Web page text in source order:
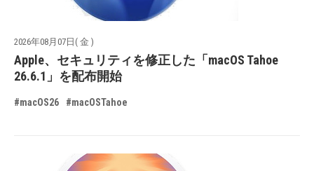
2026年08月07日( 金 )
Apple、セキュリティを修正した「macOS Tahoe
26.6.1」を配布開始
#macOS26 #macOSTahoe